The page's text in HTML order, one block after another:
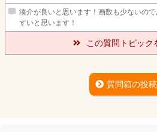
湊介が良いと思います！画数も少ないの
すいと思います！
この質問トピック
質問箱の投